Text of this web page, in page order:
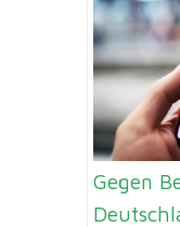
Gegen